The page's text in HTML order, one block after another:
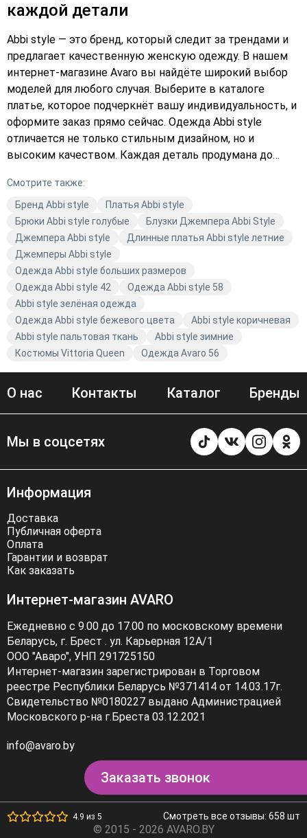
каждой детали
Abbi style — это бренд, который следит за трендами и
предлагает качественную женскую одежду. В нашем
интернет-магазине Avaro вы найдёте широкий выбор
моделей для любого случая. Выберите в каталоге
платье, которое подчеркнёт вашу индивидуальность, и
оформите заказ прямо сейчас. Одежда Abbi style
отличается не только стильным дизайном, но и
высоким качеством. Каждая деталь продумана до
комфортно. Подберите идеальный образ для себя и
добавьте его в корзину уже сегодня. Магазин Avaro
предлагает удобную доставку и профессиональную
помощь в выборе одежды. Оформите заказ прямо
сейчас и наслаждайтесь модными новинками от Abbi
style!
Смотрите также:
Бренд Abbi style
Платья Abbi style
Брюки Abbi style голубые
Блузки Джемпера Abbi Style
Джемпера Abbi style
Длинные платья Abbi style летние
Джемперы Abbi style
Одежда Abbi style больших размеров
Одежда Abbi style 42
Одежда Abbi style 58
Abbi style зелёная одежда
Одежда Abbi style бежевого цвета
Abbi style коричневая
Abbi style пальтовая ткань
Abbi style зимние
Костюмы Vittoria Queen
Одежда Avaro 56
О нас Контакты Каталог Бренды
Мы в соцсетях
Информация
Доставка
Публичная оферта
Оплата
Гарантии и возврат
Как заказать
Интернет-магазин AVARO
Ежедневно с 9.00 до 17.00 по московскому времени
Беларусь, г. Брест . ул. Карьерная 12А/1
ООО "Аваро", УНП 291725150
Интернет-магазин зарегистрирован в Торговом
реестре Республики Беларусь №371414 от 14.03.17г.
Свидетельство №0180227 выдано Администрацией
Московского р-на г.Бреста 03.12.2021
info@avaro.by
Заказать звонок
4.9 из 5 Смотреть все отзывы: 658 шт
© 2015 - 2026 AVARO.BY